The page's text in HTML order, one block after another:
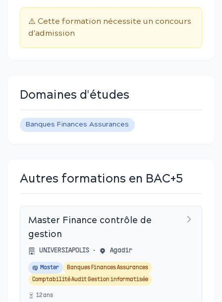
⚠️ Cette formation nécessite un concours
d'admission
Domaines d'études
Banques Finances Assurances
Autres formations en BAC+5
Master Finance contrôle de
gestion
UNIVERSIAPOLIS • Agadir
Master
Banques Finances Assurances
Comptabilité Audit Gestion informatisée
12ans